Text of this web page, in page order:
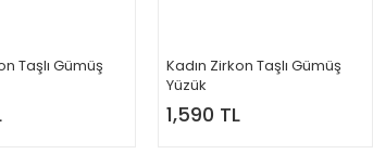
Taşlı Gümüş
Kadın Zirkon Taşlı Gümüş
Yüzük
1,590 TL